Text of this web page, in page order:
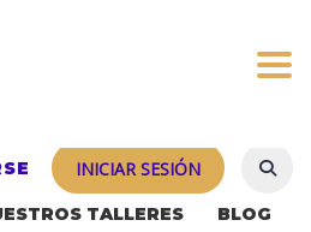
INICIAR SESIÓN
TALLERES
BLOG